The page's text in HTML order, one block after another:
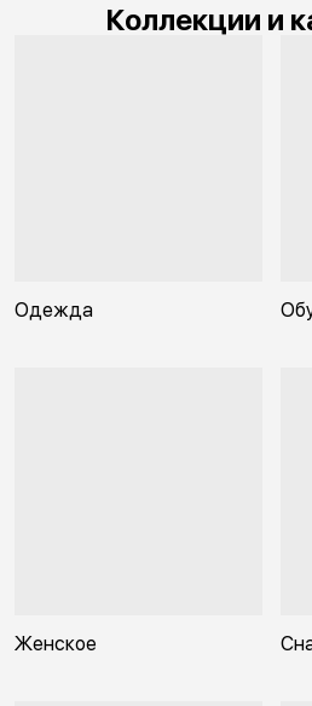
Коллекции и
Одежда
Женское